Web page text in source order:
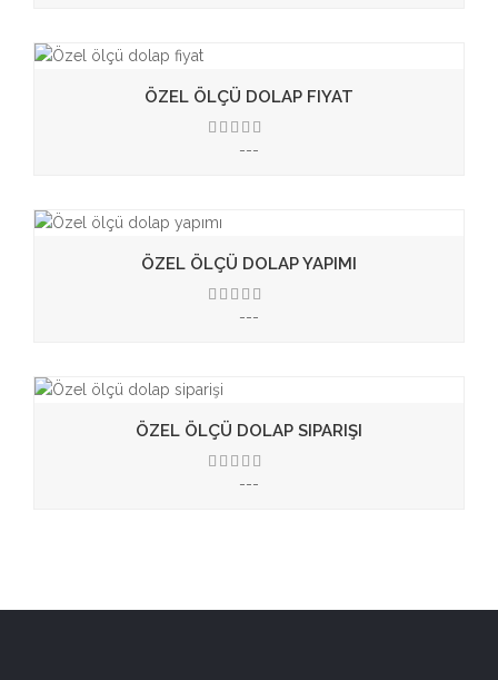
ÖZEL ÖLÇÜ DOLAP FIYAT
3.50
---
ÖZEL ÖLÇÜ DOLAP YAPIMI
3.50
---
ÖZEL ÖLÇÜ DOLAP SIPARIŞI
3.50
---